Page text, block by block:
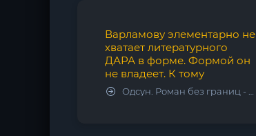
Варламову элементарно не
хватает литературного
ДАРА в форме. Формой он
не владеет. К тому
Одсун. Роман без границ - Алексей Варламов